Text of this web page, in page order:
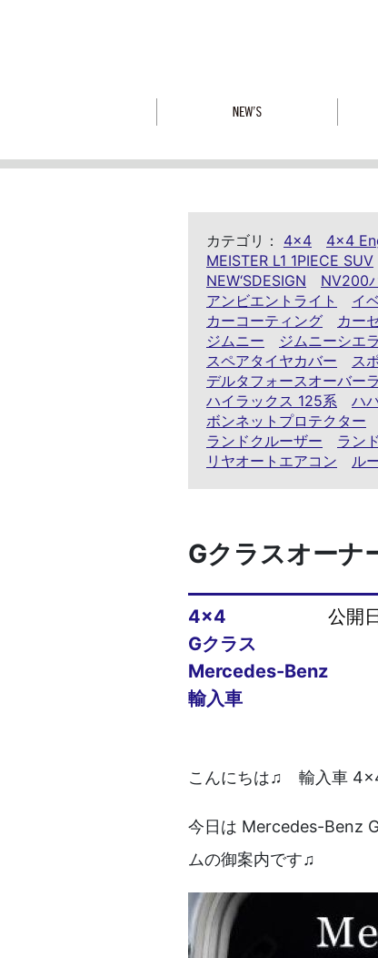
カテゴリ： 4x4 4x4
MEISTER L1 1PIECE SUV
NEW‘SDESIGN
NV200
アンビエントライト
イ
カーコーティング
カー
ジムニー
ジムニーシエラ
スペアタイヤカバー
ス
デルタフォースオーバー
ハイラックス 125系
ハ
ボンネットプロテクター
ランドクルーザー
ラン
リヤオートエアコン
ル
Gクラスオーナ
4x4
Gクラス
Mercedes-Benz
輸入車
公開
こんにちは♫ 輸入車 4×4
今日は Mercedes-Benz
ムの御案内です♫